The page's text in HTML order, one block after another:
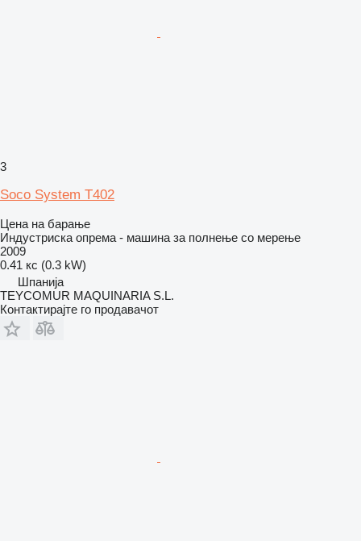
3
Soco System T402
Цена на барање
Индустриска опрема - машина за полнење со мерење
2009
0.41 кс (0.3 kW)
Шпанија
TEYCOMUR MAQUINARIA S.L.
Контактирајте го продавачот